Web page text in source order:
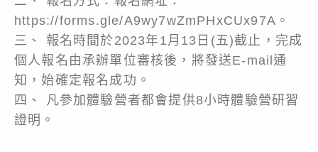
https://forms.gle/A9wy7wZmPHxCUx97A。
三、 報名時間於2023年1月13日(五)截止，完成
個人報名由承辦單位審核後，將發送E-mail通
知，始確定報名成功。
四、 凡參加體驗營者都會提供8小時體驗營研習
證明。